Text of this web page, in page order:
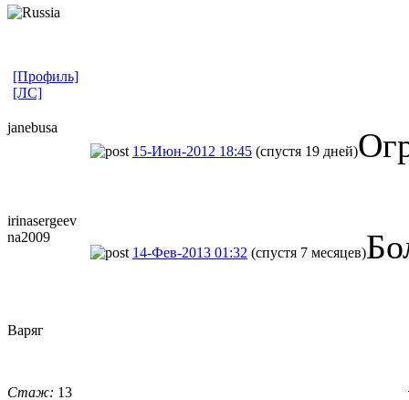
[Профиль]
[ЛС]
janebusa
15-Июн-2012 18:45 (спустя 19 дней)
irinasergeev
na2009
14-Фев-2013 01:32 (спустя 7 месяцев)
Варяг
Стаж: 13